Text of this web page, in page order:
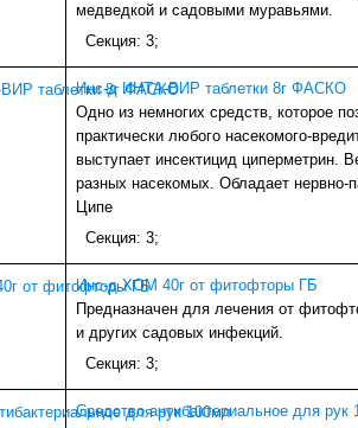
медведкой и садовыми муравьями.
Секция: 3;
Инс-д ИНТА-ВИР таблетки 8г ФАСКО
Одно из немногих средств, которое
практически любого насекомого-
выступает инсектицид циперметрин.
разных насекомых. Обладает нервно-
Ципе
Секция: 3;
Инс-д ХОМ 40г от фитофторы ГБ
Предназначен для лечения от
и других садовых инфекций.
Секция: 3;
Средство антибактериальное для рук